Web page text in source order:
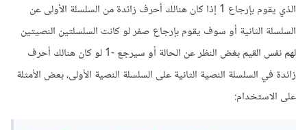
الذي يقوم بإرجاع 1 إذا كان هنالك أحرف زائدة من السلسلة الأولى عن
السلسلة الثانية أو سوف يقوم بإرجاع صفر لو كانت السلسلتين النصيتين
لهم نفس القيم بغض النظر عن الحالة أو سيرجع -1 لو كان هنالك أحرف
زائدة في السلسلة النصية الثانية على السلسلة النصية الأولى، بعض الأمثلة
على الاستخدام: